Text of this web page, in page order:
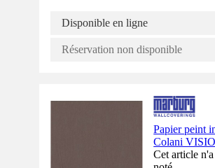
Disponible en ligne
Réservation non disponible
Papier peint
Colani
Cet article